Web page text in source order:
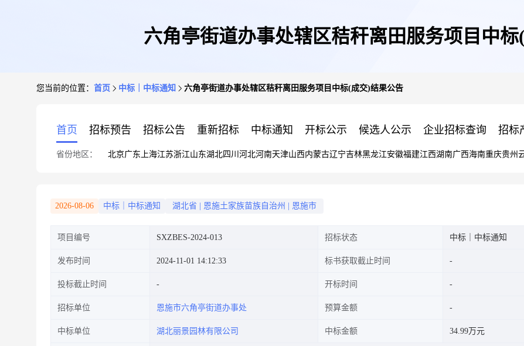
六角亭街道办事处辖区秸秆离田服务项目中
您当前的位置： 首页 中标｜中标通知 六角亭街道办事处辖区秸秆离田服务项目中标(成交)结果公告
首页 招标预告 招标公告 重新招标 中标通知 开标公示 候选人公示 企业招标查询 招标
省份地区： 北京广东 上海江苏浙江山东湖北四川 河北河南天津山西内蒙古辽宁吉林黑龙江安徽福建江西湖南广西海南重庆贵州
2026-08-06 中标｜中标通知 湖北省 恩施土家族苗族自治州 恩施市
项目编号 SXZBES-2024-013 招标状态 中标｜中标通知
发布时间 2024-11-01 14:12:33 标书获取截止时间
投标截止时间 开标时间
招标单位 恩施市六角亭街道办事处 预算金额
中标单位 湖北丽景园林有限公司 中标金额 34.99万元